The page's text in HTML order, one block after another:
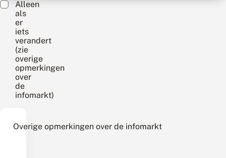
Alleen
als
er
iets
verandert
(zie
overige
opmerkingen
over
de
infomarkt)
Overige opmerkingen over de infomarkt